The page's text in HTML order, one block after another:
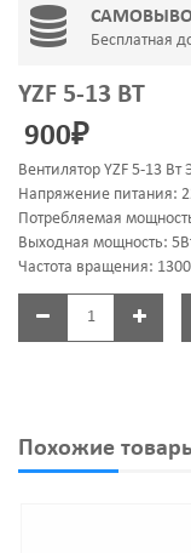
Бесплатная
YZF 5-13 ВТ
900₽
Вентилятор YZF 5-13 Вт
Напряжение питания:
Потребляемая
Выходная мощность:
Частота вращения:
Похожие